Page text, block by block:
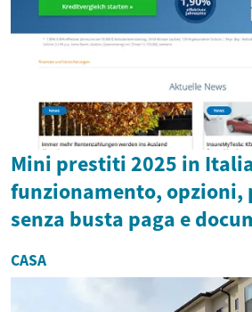
Mini prestiti 2025 in
funzionamento, opzioni,
senza busta paga e
CASA